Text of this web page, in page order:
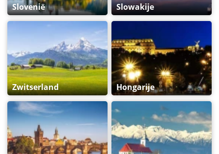
Slovenië Slowakije
Zwitserland Hongarije